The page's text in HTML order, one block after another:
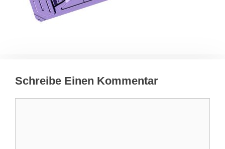
Schreibe Einen Kommentar